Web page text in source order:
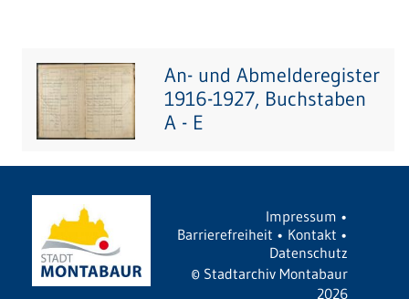
An- und Abmelderegister
1916-1927, Buchstaben
A - E
Impressum •
Barrierefreiheit • Kontakt •
Datenschutz
© Stadtarchiv Montabaur
2026